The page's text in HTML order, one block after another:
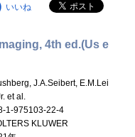
いいね
4th ed.(Us e
J.A.Seibert, E.M.Lei
et al.
1-975103-22-4
KLUWER